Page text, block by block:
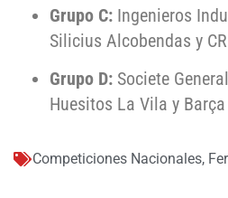
Grupo C: Ingenieros
Silicius Alcobendas y
Grupo D: Societe
Huesitos La Vila y Barça
Competiciones Nacionales,